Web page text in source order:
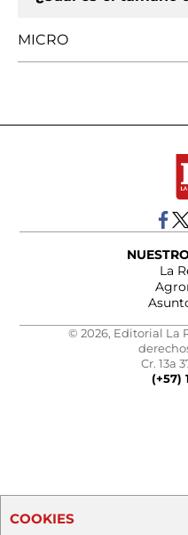
MICRO
La
© 2026, Editorial La
Cr. 13a
(+57)
COOKIES